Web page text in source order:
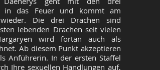
in das Feuer und kommt am
Die drei Drachen sind
lebenden Drachen seit vielen
wird fortan auch als
Ab diesem Punkt akzeptieren
Anführerin. In der ersten Staffel
Ihre sexuellen Handlungen auf,